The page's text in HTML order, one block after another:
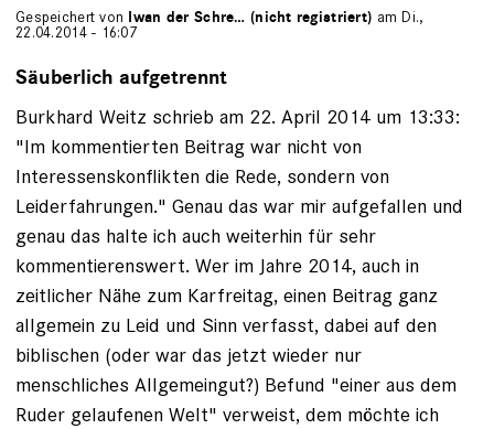
Gespeichert von Iwan der Schre… (nicht registriert) am Di.,
22.04.2014 - 16:07
Säuberlich aufgetrennt
Burkhard Weitz schrieb am 22. April 2014 um 13:33:
"Im kommentierten Beitrag war nicht von
Interessenskonflikten die Rede, sondern von
Leiderfahrungen." Genau das war mir aufgefallen und
genau das halte ich auch weiterhin für sehr
kommentierenswert. Wer im Jahre 2014, auch in
zeitlicher Nähe zum Karfreitag, einen Beitrag ganz
allgemein zu Leid und Sinn verfasst, dabei auf den
biblischen (oder war das jetzt wieder nur
menschliches Allgemeingut?) Befund "einer aus dem
Ruder gelaufenen Welt" verweist, dem möchte ich